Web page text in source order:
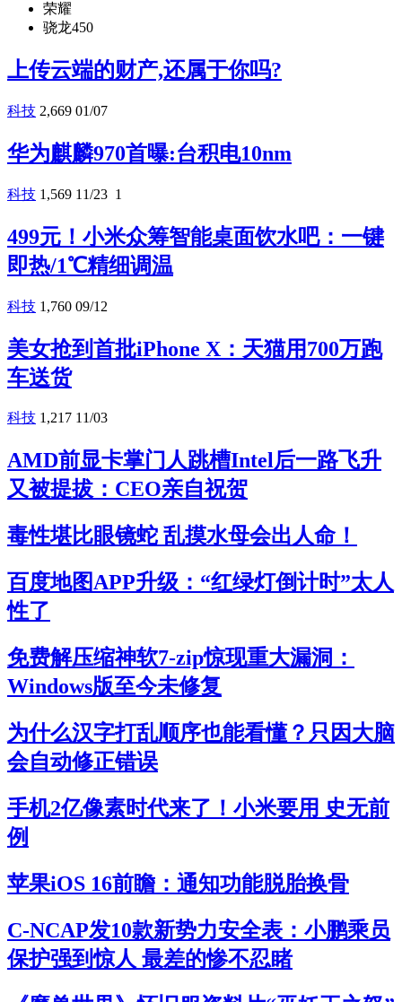
荣耀
骁龙450
上传云端的财产,还属于你吗?
科技 2,669 01/07
华为麒麟970首曝:台积电10nm
科技 1,569 11/23 1
499元！小米众筹智能桌面饮水吧：一键
即热/1℃精细调温
科技 1,760 09/12
美女抢到首批iPhone X：天猫用700万跑
车送货
科技 1,217 11/03
AMD前显卡掌门人跳槽Intel后一路飞升
又被提拔：CEO亲自祝贺
毒性堪比眼镜蛇 乱摸水母会出人命！
百度地图APP升级：“红绿灯倒计时”太人
性了
免费解压缩神软7-zip惊现重大漏洞：
Windows版至今未修复
为什么汉字打乱顺序也能看懂？只因大脑
会自动修正错误
手机2亿像素时代来了！小米要用 史无前
例
苹果iOS 16前瞻：通知功能脱胎换骨
C-NCAP发10款新势力安全表：小鹏乘员
保护强到惊人 最差的惨不忍睹